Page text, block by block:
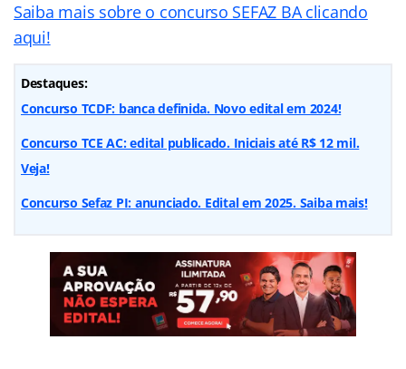
Saiba mais sobre o concurso SEFAZ BA clicando
aqui!
Destaques:
Concurso TCDF: banca definida. Novo edital em 2024!
Concurso TCE AC: edital publicado. Iniciais até R$ 12 mil.
Veja!
Concurso Sefaz PI: anunciado. Edital em 2025. Saiba mais!